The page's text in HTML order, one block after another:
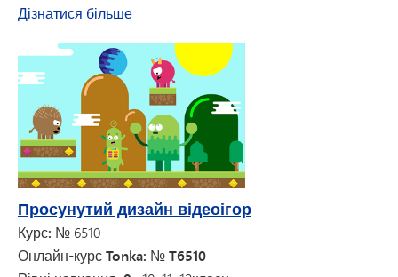
Дізнатися більшепро «Бухгалтерський облік I»
Просунутий дизайн відеоігор
Курс: № 6510
Онлайн-курс Tonka: № T6510